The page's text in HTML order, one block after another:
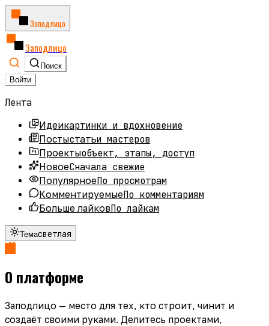
Заподлицо
Заподлицо
Поиск
Войти
Лента
Идеикартинки и вдохновение
Постыстатьи мастеров
Проектыобъект, этапы, доступ
НовоеСначала свежие
ПопулярноеПо просмотрам
КомментируемыеПо комментариям
Больше лайковПо лайкам
Темасветлая
О платформе
Заподлицо — место для тех, кто строит, чинит и
создаёт своими руками. Делитесь проектами,